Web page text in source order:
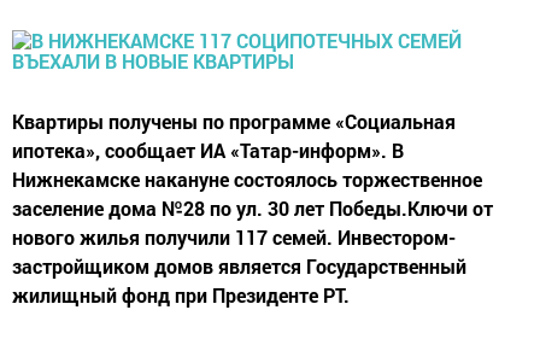
Квартиры получены по программе «Социальная
ипотека», сообщает ИА «Татар-информ». В
Нижнекамске накануне состоялось торжественное
заселение дома №28 по ул. 30 лет Победы.Ключи от
нового жилья получили 117 семей. Инвестором-
застройщиком домов является Государственный
жилищный фонд при Президенте РТ.